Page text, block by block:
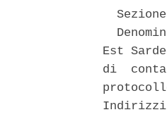
Est
di